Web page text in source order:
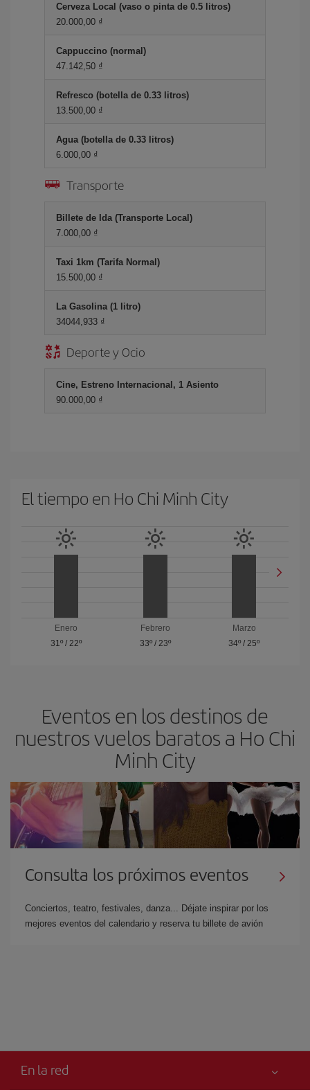
Cerveza Local (vaso o pinta de 0.5 litros)
20.000,00 ₫
Cappuccino (normal)
47.142,50 ₫
Refresco (botella de 0.33 litros)
13.500,00 ₫
Agua (botella de 0.33 litros)
6.000,00 ₫
Transporte
Billete de Ida (Transporte Local)
7.000,00 ₫
Taxi 1km (Tarifa Normal)
15.500,00 ₫
La Gasolina (1 litro)
34044,933 ₫
Deporte y Ocio
Cine, Estreno Internacional, 1 Asiento
90.000,00 ₫
El tiempo en Ho Chi Minh City
Enero
31º/ 22º
Febrero
33º/ 23º
Marzo
34º /25º
Eventos en los destinos de
nuestros vuelos baratos a Ho Chi
Minh City
Consulta los próximos eventos
Conciertos, teatro, festivales, danza... Déjate inspirar por los
mejores eventos del calendario y reserva tu billete de avión
En la red